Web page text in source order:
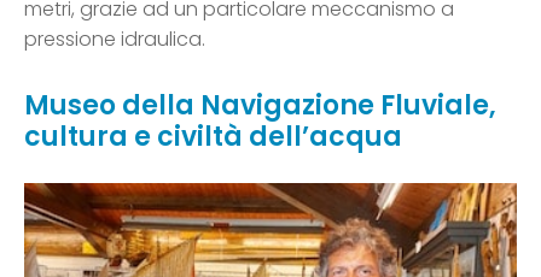
metri, grazie ad un particolare meccanismo a
pressione idraulica.
Museo della Navigazione Fluviale,
cultura e civiltà dell’acqua